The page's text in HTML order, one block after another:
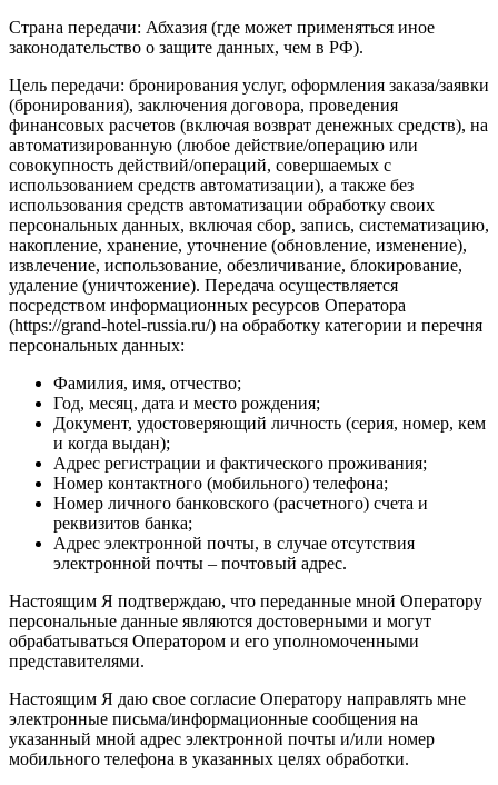
Страна передачи: Абхазия (где может применяться иное
законодательство о защите данных, чем в РФ).
Цель передачи: бронирования услуг, оформления заказа/заявки
(бронирования), заключения договора, проведения
финансовых расчетов (включая возврат денежных средств), на
автоматизированную (любое действие/операцию или
совокупность действий/операций, совершаемых с
использованием средств автоматизации), а также без
использования средств автоматизации обработку своих
персональных данных, включая сбор, запись, систематизацию,
накопление, хранение, уточнение (обновление, изменение),
извлечение, использование, обезличивание, блокирование,
удаление (уничтожение). Передача осуществляется
посредством информационных ресурсов Оператора
(https://grand-hotel-russia.ru/) на обработку категории и перечня
персональных данных:
Фамилия, имя, отчество;
Год, месяц, дата и место рождения;
Документ, удостоверяющий личность (серия, номер, кем
и когда выдан);
Адрес регистрации и фактического проживания;
Номер контактного (мобильного) телефона;
Номер личного банковского (расчетного) счета и
реквизитов банка;
Адрес электронной почты, в случае отсутствия
электронной почты – почтовый адрес.
Настоящим Я подтверждаю, что переданные мной Оператору
персональные данные являются достоверными и могут
обрабатываться Оператором и его уполномоченными
представителями.
Настоящим Я даю свое согласие Оператору направлять мне
электронные письма/информационные сообщения на
указанный мной адрес электронной почты и/или номер
мобильного телефона в указанных целях обработки.